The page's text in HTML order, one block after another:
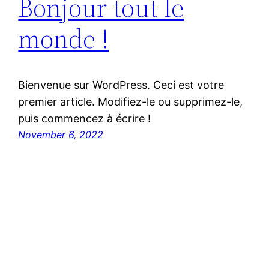
Bonjour tout le
monde !
Bienvenue sur WordPress. Ceci est votre
premier article. Modifiez-le ou supprimez-le,
puis commencez à écrire !
November 6, 2022